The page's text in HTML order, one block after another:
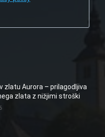
zlatu Aurora – prilagodljiva
zlata z nižjimi stroški